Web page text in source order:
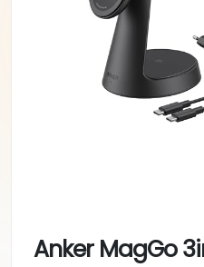
Anker MagGo